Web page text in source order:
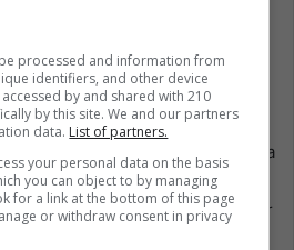
con la temporada de fiestas de
serpentea por la Carrera de
una procesión que una cola de
en silencio pasan junto a
de las piezas más pequeñas:
trabajado, manchado por
que besaron el manto de la
processed and information from
identifiers, and other device
by and shared with 210
by this site. We and our partners
data. List of partners.
your personal data on the basis
you can object to by managing
for a link at the bottom of this page
or withdraw consent in privacy